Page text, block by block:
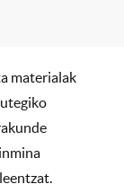
materialak